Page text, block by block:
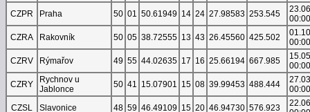
CZPR Praha 50 01 50.61949 14 24 27.98583 253.545
00:00
CZRA
Rakovník 50 05 38.72555 13 43 26.45560 425.502
00:00
CZRV
Rýmařov 49 55 44.02635 17 16 25.66194 667.985
00:00
CZRY
Rychnov u
Jablonce
50 41 15.07901 15 08 39.99453 488.444
00:00
CZSL
Slavonice 48 59 46.49109 15 20 46.94730 576.923